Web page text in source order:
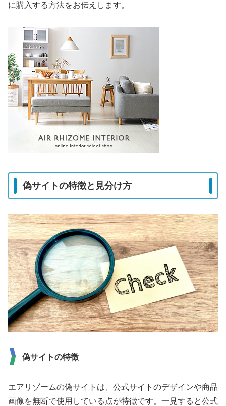
に購入する方法をお伝えします。
偽サイトの特徴と見分け方
偽サイトの特徴
エアリゾームの偽サイトは、公式サイトのデザインや商品
画像を無断で使用している点が特徴です。一見すると公式